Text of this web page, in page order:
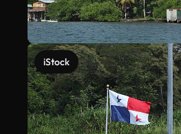
iStock